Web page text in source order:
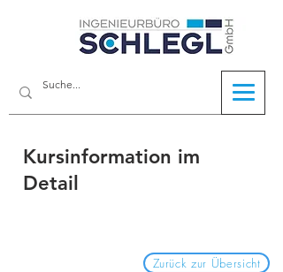
Kursinformation im
Detail
Zurück zur Übersicht